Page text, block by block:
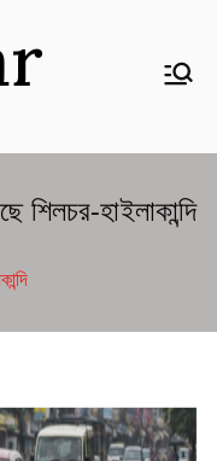
হাইলাকান্দি